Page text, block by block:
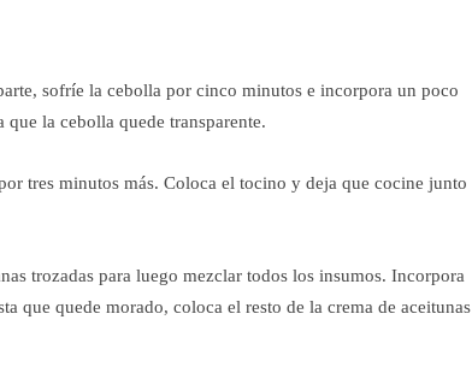
sofríe la cebolla por cinco minutos e incorpora un poco
la cebolla quede transparente.
tres minutos más. Coloca el tocino y deja que cocine junto
trozadas para luego mezclar todos los insumos. Incorpora
que quede morado, coloca el resto de la crema de aceitunas